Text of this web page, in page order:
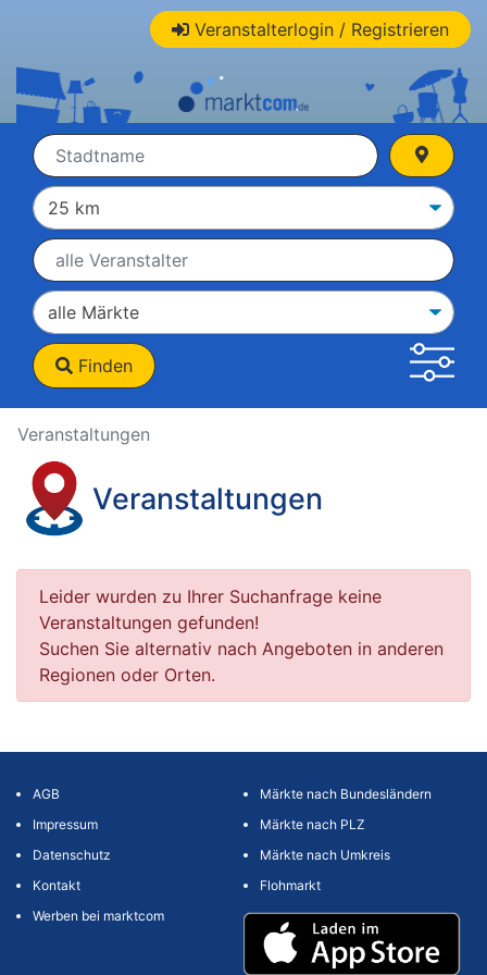
Veranstalterlogin / Registrieren
Finden
Veranstaltungen
Veranstaltungen
Leider wurden zu Ihrer Suchanfrage keine
Veranstaltungen gefunden!
Suchen Sie alternativ nach Angeboten in anderen
Regionen oder Orten.
AGB
Impressum
Datenschutz
Kontakt
Werben bei marktcom
Märkte nach Bundesländern
Märkte nach PLZ
Märkte nach Umkreis
Flohmarkt